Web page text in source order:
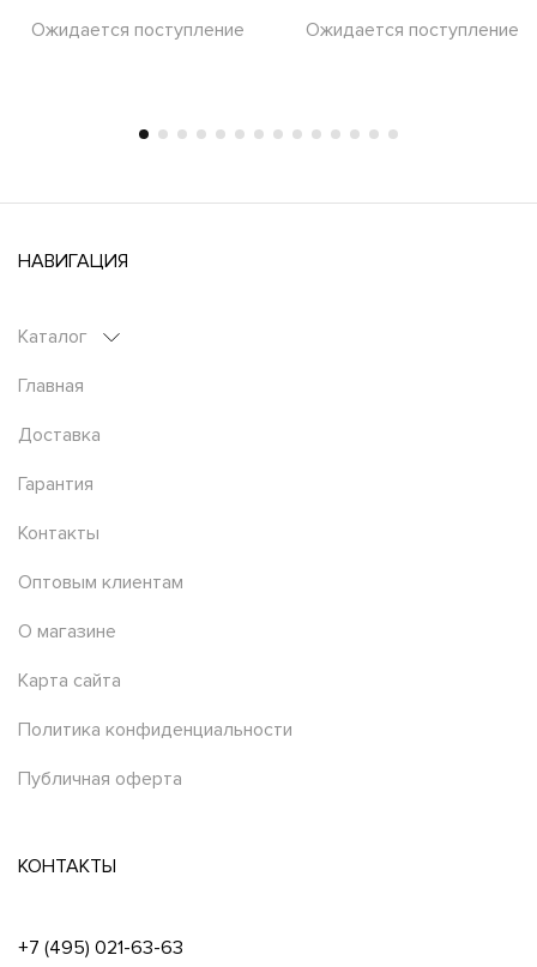
Ожидается поступление Ожидается поступление
НАВИГАЦИЯ
Каталог
Главная
Доставка
Гарантия
Контакты
Оптовым клиентам
О магазине
Карта сайта
Политика конфиденциальности
Публичная оферта
КОНТАКТЫ
+7 (495) 021-63-63